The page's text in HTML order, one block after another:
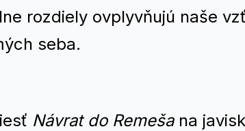
rozdiely ovplyvňujú naše
seba.
Návrat do Remešana